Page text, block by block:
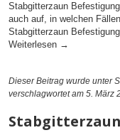
Stabgitterzaun
auch auf, in welchen
Stabgitterzaun
Weiterlesen →
Dieser Beitrag wurde unter
verschlagwortet am 5. März